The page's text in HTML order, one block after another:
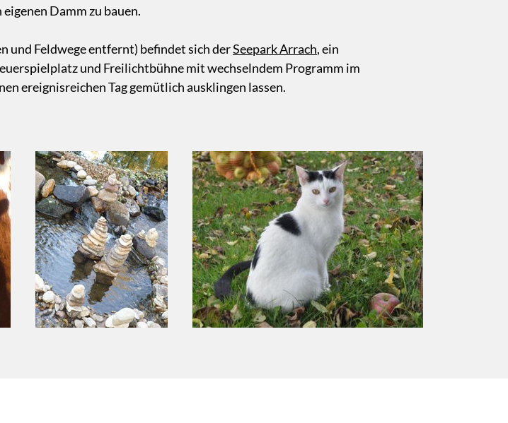
Damm zu bauen.
und Feldwege entfernt) befindet sich derSeepark Arrach, ein
und Freilichtbühne mit wechselndem Programm im
ereignisreichen Tag gemütlich ausklingen lassen.